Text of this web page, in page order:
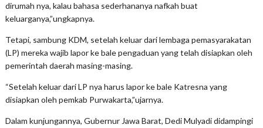
dirumah nya, kalau bahasa sederhananya nafkah buat
keluarganya,”ungkapnya.
Tetapi, sambung KDM, setelah keluar dari lembaga pemasyarakatan
(LP) mereka wajib lapor ke bale pengaduan yang telah disiapkan oleh
pemerintah daerah masing-masing.
“Setelah keluar dari LP nya harus lapor ke bale Katresna yang
disiapkan oleh pemkab Purwakarta,”ujarnya.
Dalam kunjungannya, Gubernur Jawa Barat, Dedi Mulyadi didampingi